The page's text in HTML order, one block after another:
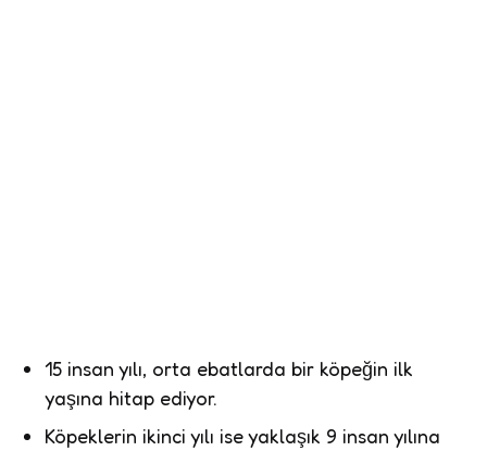
15 insan yılı, orta ebatlarda bir köpeğin ilk
yaşına hitap ediyor.
Köpeklerin ikinci yılı ise yaklaşık 9 insan yılına